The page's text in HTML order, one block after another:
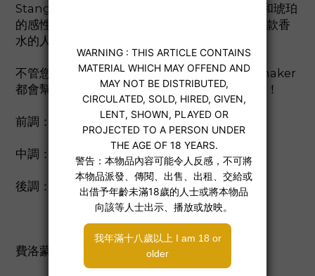
Stanger) 合作打造的，融合了茉莉花、葡萄柚和琥珀
的感性氣息，並帶有一絲柑橘氣息，就像使用這款香
水的人一樣迷人而獨特。
不管您想吸引的對象是異性還是同性，Matchmaker
都會幫您像吸引力法則一樣吸引心儀對象的關注！
前調：柑橘🍊，葡萄柚
中調：茉莉，黑醋栗，百合
後調：雲尼拿，琥珀，麝香
費洛蒙：雌四烯醇，可吸引男性和女性。